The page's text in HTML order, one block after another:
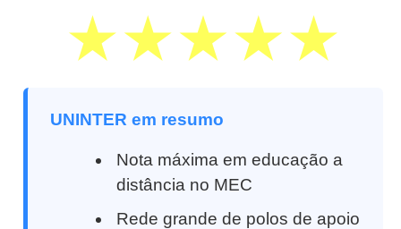
UNINTER em resumo
Nota máxima em educação a
distância no MEC
Rede grande de polos de apoio